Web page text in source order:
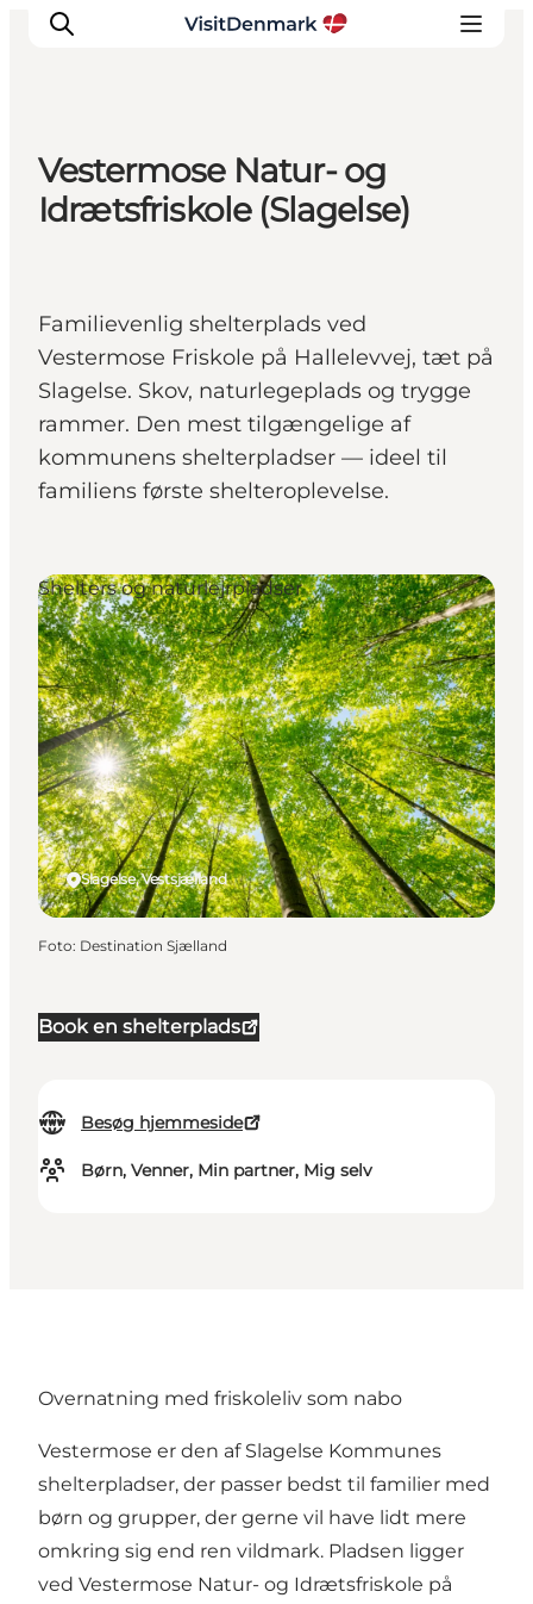
Inspiration
Planlæg ferien
Vestermose Natur- og
Idrætsfriskole (Slagelse)
Familievenlig shelterplads ved
Vestermose Friskole på Hallelevvej, tæt på
Slagelse. Skov, naturlegeplads og trygge
rammer. Den mest tilgængelige af
kommunens shelterpladser — ideel til
familiens første shelteroplevelse.
Book en shelterplads
Besøg hjemmeside
Børn, Venner, Min partner, Mig selv
Slagelse, Vestsjælland
Shelters og naturlejrpladser
Foto: Destination Sjælland
Overnatning med friskoleliv som nabo
Vestermose er den af Slagelse Kommunes
shelterpladser, der passer bedst til familier med
børn og grupper, der gerne vil have lidt mere
omkring sig end ren vildmark. Pladsen ligger
ved Vestermose Natur- og Idrætsfriskole på